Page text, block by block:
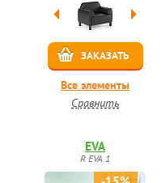
ЗАКАЗАТЬ
Все элементы
Сравнить
EVA
R EVA 1